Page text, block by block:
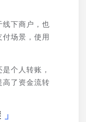
线下商户，也
场景，使用
个人转账，
高了资金流转